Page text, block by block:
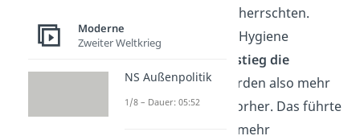
Lebensbedingungen herrschten.
Zusätzlich wurde die Hygiene
stieg die
Geburtenrate. Es wurden also mehr
Kinder geboren als vorher. Das führte
dazu, dass es später mehr
Moderne
Zweiter Weltkrieg
NS Außenpolitik
1/8 – Dauer: 05:52